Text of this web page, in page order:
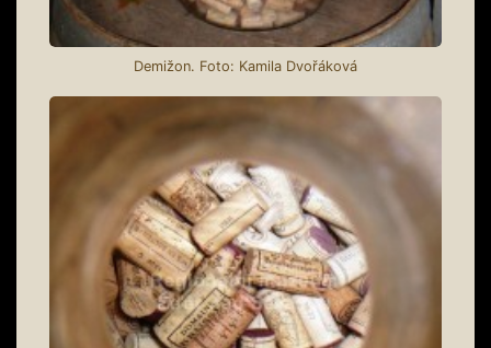
Demižon. Foto: Kamila Dvořáková